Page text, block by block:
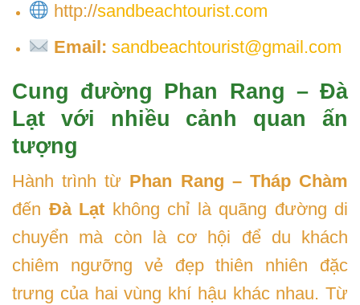
http://sandbeachtourist.com
Email: sandbeachtourist@gmail.com
Cung đường Phan Rang – Đà
Lạt với nhiều cảnh quan ấn
tượng
Hành trình từ Phan Rang – Tháp Chàm
đến Đà Lạt không chỉ là quãng đường di
chuyển mà còn là cơ hội để du khách
chiêm ngưỡng vẻ đẹp thiên nhiên đặc
trưng của hai vùng khí hậu khác nhau. Từ